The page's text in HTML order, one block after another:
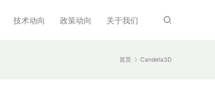
技术动向 政策动向 关于我们
首页 Candela3D